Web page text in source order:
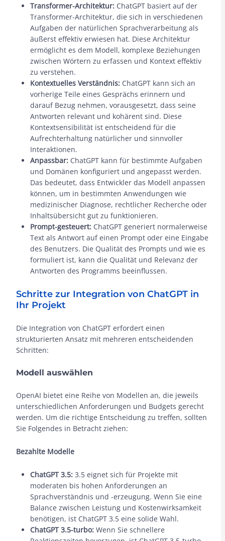
Transformer-Architektur: ChatGPT basiert auf der
Transformer-Architektur, die sich in verschiedenen
Aufgaben der natürlichen Sprachverarbeitung als
äußerst effektiv erwiesen hat. Diese Architektur
ermöglicht es dem Modell, komplexe Beziehungen
zwischen Wörtern zu erfassen und Kontext effektiv
zu verstehen.
Kontextuelles Verständnis: ChatGPT kann sich an
vorherige Teile eines Gesprächs erinnern und
darauf Bezug nehmen, vorausgesetzt, dass seine
Antworten relevant und kohärent sind. Diese
Kontextsensibilität ist entscheidend für die
Aufrechterhaltung natürlicher und sinnvoller
Interaktionen.
Anpassbar: ChatGPT kann für bestimmte Aufgaben
und Domänen konfiguriert und angepasst werden.
Das bedeutet, dass Entwickler das Modell anpassen
können, um in bestimmten Anwendungen wie
medizinischer Diagnose, rechtlicher Recherche oder
Inhaltsübersicht gut zu funktionieren.
Prompt-gesteuert: ChatGPT generiert normalerweise
Text als Antwort auf einen Prompt oder eine Eingabe
des Benutzers. Die Qualität des Prompts und wie es
formuliert ist, kann die Qualität und Relevanz der
Antworten des Programms beeinflussen.
Schritte zur Integration von ChatGPT in
Ihr Projekt
Die Integration von ChatGPT erfordert einen
strukturierten Ansatz mit mehreren entscheidenden
Schritten:
Modell auswählen
OpenAI bietet eine Reihe von Modellen an, die jeweils
unterschiedlichen Anforderungen und Budgets gerecht
werden. Um die richtige Entscheidung zu treffen, sollten
Sie Folgendes in Betracht ziehen:
Bezahlte Modelle
ChatGPT 3.5: 3.5 eignet sich für Projekte mit
moderaten bis hohen Anforderungen an
Sprachverständnis und -erzeugung. Wenn Sie eine
Balance zwischen Leistung und Kostenwirksamkeit
benötigen, ist ChatGPT 3.5 eine solide Wahl.
ChatGPT 3.5-turbo: Wenn Sie schnellere